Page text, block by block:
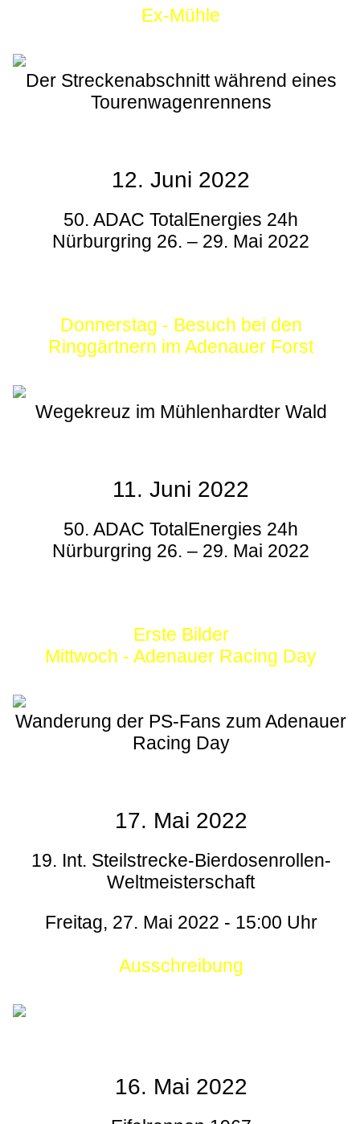
Ex-Mühle
Der Streckenabschnitt während eines
Tourenwagenrennens
12. Juni 2022
50. ADAC TotalEnergies 24h
Nürburgring 26. – 29. Mai 2022
Donnerstag - Besuch bei den
Ringgärtnern im Adenauer Forst
Wegekreuz im Mühlenhardter Wald
11. Juni 2022
50. ADAC TotalEnergies 24h
Nürburgring 26. – 29. Mai 2022
Erste Bilder
Mittwoch - Adenauer Racing Day
Wanderung der PS-Fans zum Adenauer
Racing Day
17. Mai 2022
19. Int. Steilstrecke-Bierdosenrollen-
Weltmeisterschaft
Freitag, 27. Mai 2022 - 15:00 Uhr
Ausschreibung
16. Mai 2022